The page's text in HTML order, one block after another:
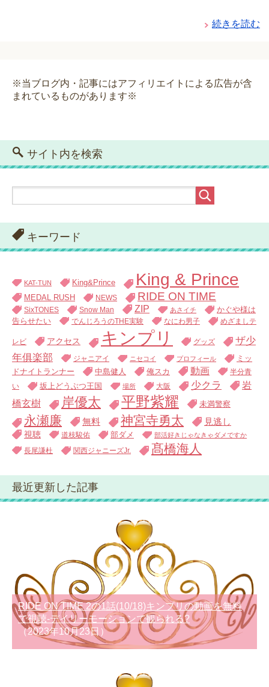
続きを読む
※当ブログ内・記事にはアフィリエイトによる広告が含
まれているものがあります※
サイト内を検索
キーワード
KAT-TUN King&Prince King & Prince
MEDAL RUSH NEWS RIDE ON TIME
SixTONES Snow Man ZIP あさイチ
かぐや様は
告らせたい
でんじろうのTHE実験 なにわ男子 めざましテ
レビ アクセス キンプリ グッズ
ザ少
年俱楽部
ジャニアイ ニセコイ プロフィール
ミッ
ドナイトランナー
中島健人 俺スカ 動画
半分青
い
坂上どうぶつ王国 場所 大阪 少クラ
岩
橋玄樹
岸優太 平野紫耀 未満警察
永瀬廉 無料 神宮寺勇太
見逃し
視聴
道枝駿佑 部ダメ 部活好きじゃなきゃダメですか
長尾謙杜 関西ジャニーズJr. 髙橋海人
最近更新した記事
RIDE ON TIME 2の1話(10/18)キンプリの動画を無料
で視聴-デイリーモーションで観られる?
（2023年10月23日）